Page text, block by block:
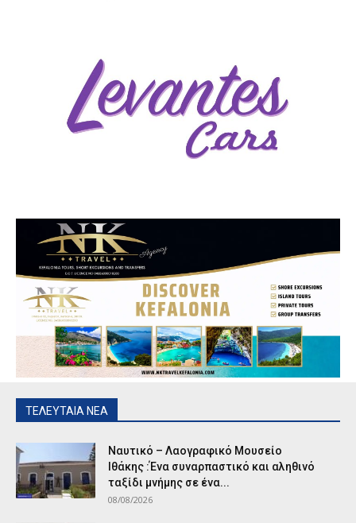
ΤΕΛΕΥΤΑΙΑ ΝΕΑ
Ναυτικό – Λαογραφικό Μουσείο
Ιθάκης :Ένα συναρπαστικό και αληθινό
ταξίδι μνήμης σε ένα...
08/08/2026